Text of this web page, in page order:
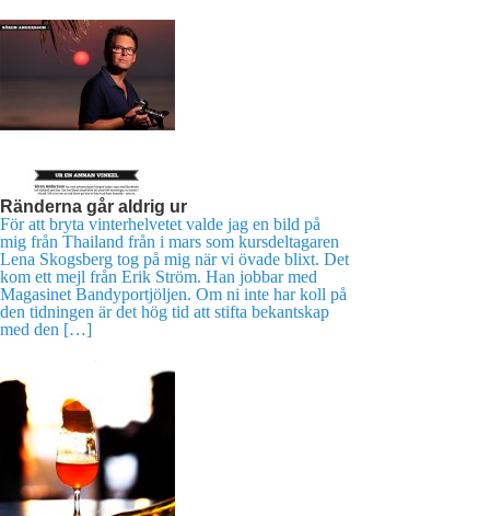
Ränderna går aldrig ur
För att bryta vinterhelvetet valde jag en bild på
mig från Thailand från i mars som kursdeltagaren
Lena Skogsberg tog på mig när vi övade blixt. Det
kom ett mejl från Erik Ström. Han jobbar med
Magasinet Bandyportjöljen. Om ni inte har koll på
den tidningen är det hög tid att stifta bekantskap
med den […]